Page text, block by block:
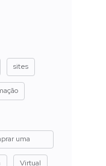
sites
uma
Virtual